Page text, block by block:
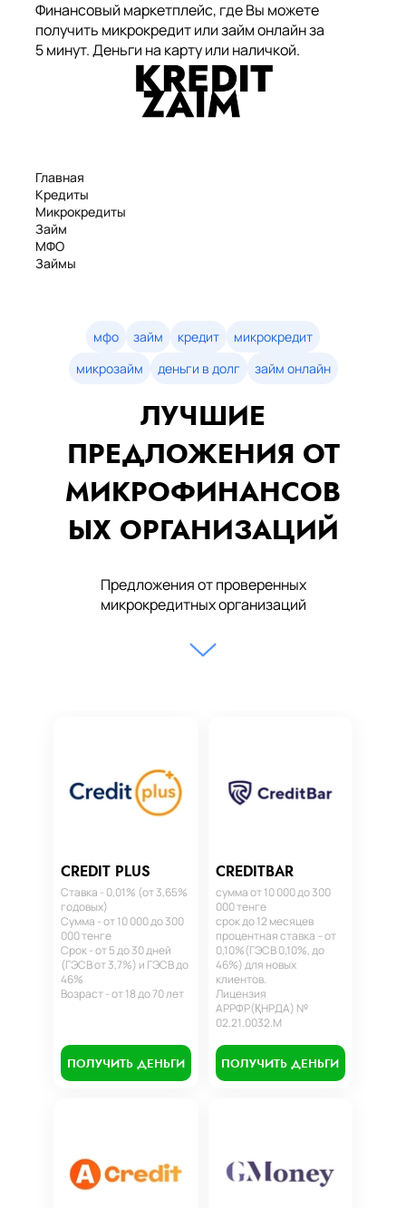
Финансовый маркетплейс, где Вы можете
получить микрокредит или займ онлайн за
5 минут. Деньги на карту или наличкой.
Главная
Кредиты
Микрокредиты
Займ
МФО
Займы
Займы онлайн
Денежные кредиты
мфо займ кредит
микрокредит
микрозайм
деньги в долг займ онлайн
ЛУЧШИЕ
ПРЕДЛОЖЕНИЯ ОТ
МИКРОФИНАНСОВ
ЫХ ОРГАНИЗАЦИЙ
Предложения от проверенных
микрокредитных организаций
CREDIT PLUS
Ставка - 0,01% (от 3,65%
годовых)
Сумма - от 10 000 до 300
000 тенге
Срок - от 5 до 30 дней
(ГЭСВ от 3,7%) и ГЭСВ до
46%
Возраст - от 18 до 70 лет
ПОЛУЧИТЬ ДЕНЬГИ
CREDITBAR
сумма от 10 000 до 300
000 тенге
срок до 12 месяцев
процентная ставка – от
0,10%(ГЭСВ 0,10%, до
46%) для новых
клиентов.
Лицензия
АРРФР(ҚНРДА) №
02.21.0032.М
ПОЛУЧИТЬ ДЕНЬГИ